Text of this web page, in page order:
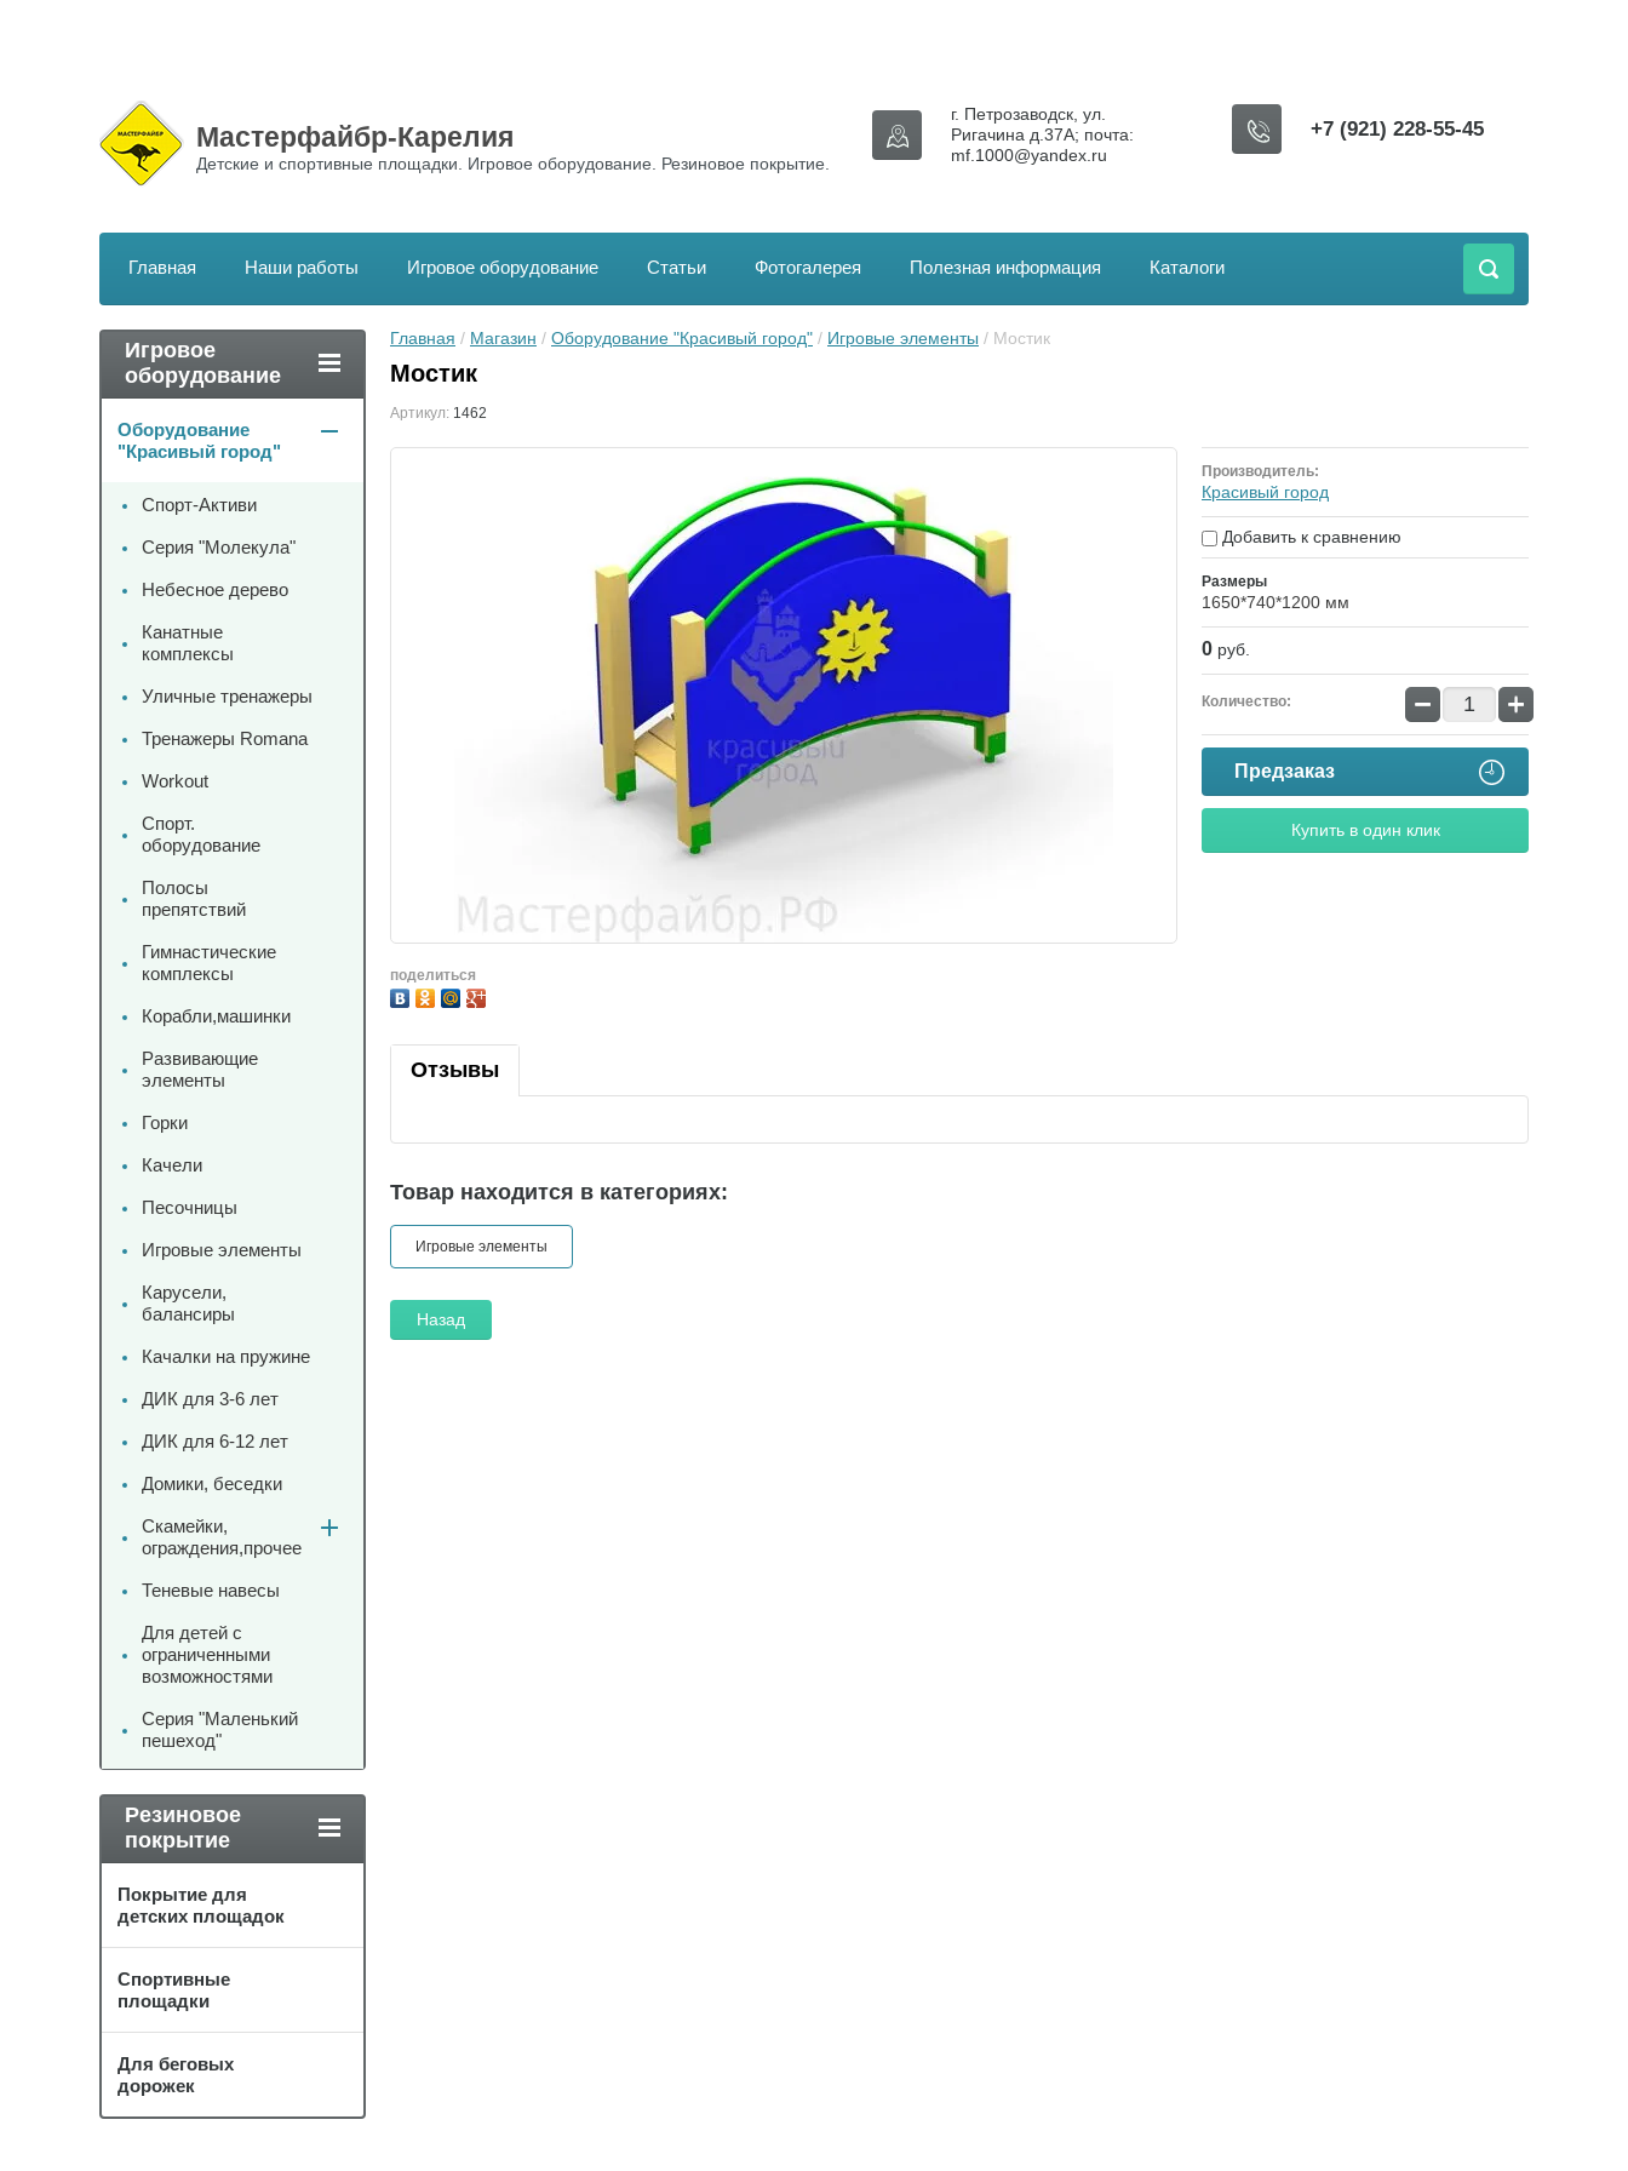
Мастерфайбр-Карелия
Детские и спортивные площадки. Игровое оборудование. Резиновое покрытие.
+7 (921) 228-55-45
г. Петрозаводск, ул.
Ригачина д.37А; почта:
mf.1000@yandex.ru
Главная Наши работы Игровое оборудование Статьи Фотогалерея Полезная информация Каталоги
Главная / Магазин / Оборудование "Красивый город" / Игровые элементы / Мостик
Мостик
Артикул: 1462
поделиться
Производитель:
Красивый город
Добавить к сравнению
Размеры
1650*740*1200 мм
0 руб.
Количество: − +
Предзаказ
Купить в один клик
Отзывы
Товар находится в категориях:
Игровые элементы
Назад
Игровое
оборудование
Оборудование
"Красивый город"
Спорт-Активи
Серия "Молекула"
Небесное дерево
Канатные
комплексы
Уличные тренажеры
Тренажеры Romana
Workout
Спорт.
оборудование
Полосы
препятствий
Гимнастические
комплексы
Корабли,машинки
Развивающие
элементы
Горки
Качели
Песочницы
Игровые элементы
Карусели,
балансиры
Качалки на пружине
ДИК для 3-6 лет
ДИК для 6-12 лет
Домики, беседки
Скамейки,
ограждения,прочее
Теневые навесы
Для детей с
ограниченными
возможностями
Серия "Маленький
пешеход"
Резиновое
покрытие
Покрытие для
детских площадок
Спортивные
площадки
Для беговых
дорожек